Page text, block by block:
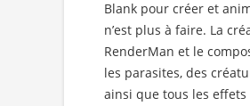
Blank pour créer et
n’est plus à faire. La
RenderMan et le
les parasites, des
ainsi que tous les